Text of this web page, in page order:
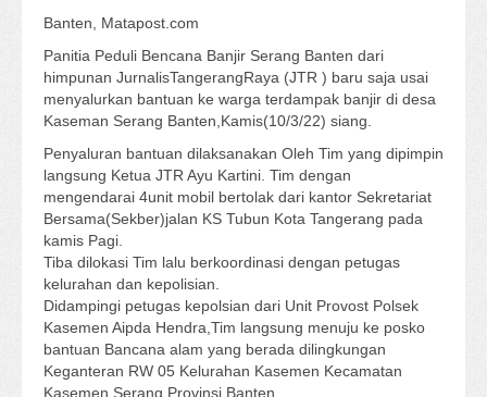
Banten, Matapost.com
Panitia Peduli Bencana Banjir Serang Banten dari
himpunan JurnalisTangerangRaya (JTR ) baru saja usai
menyalurkan bantuan ke warga terdampak banjir di desa
Kaseman Serang Banten,Kamis(10/3/22) siang.
Penyaluran bantuan dilaksanakan Oleh Tim yang dipimpin
langsung Ketua JTR Ayu Kartini. Tim dengan
mengendarai 4unit mobil bertolak dari kantor Sekretariat
Bersama(Sekber)jalan KS Tubun Kota Tangerang pada
kamis Pagi.
Tiba dilokasi Tim lalu berkoordinasi dengan petugas
kelurahan dan kepolisian.
Didampingi petugas kepolsian dari Unit Provost Polsek
Kasemen Aipda Hendra,Tim langsung menuju ke posko
bantuan Bancana alam yang berada dilingkungan
Keganteran RW 05 Kelurahan Kasemen Kecamatan
Kasemen Serang Provinsi Banten.